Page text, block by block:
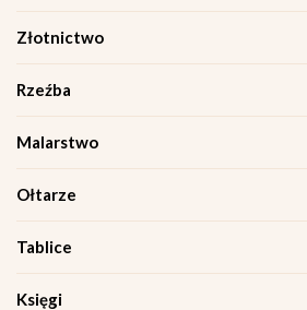
Złotnictwo
Rzeźba
Malarstwo
Ołtarze
Tablice
Księgi